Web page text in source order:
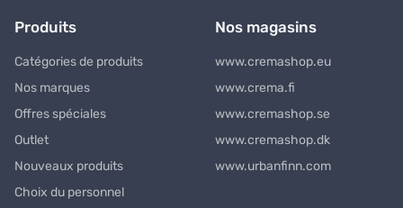
Produits
Catégories de produits
Nos marques
Offres spéciales
Outlet
Nouveaux produits
Choix du personnel
Nos magasins
www.cremashop.eu
www.crema.fi
www.cremashop.se
www.cremashop.dk
www.urbanfinn.com